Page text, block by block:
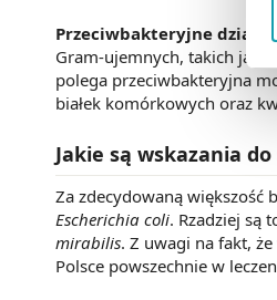
Przeciwbakteryjne
Gram-ujemnych, takich jak
polega przeciwbakteryjna
białek komórkowych oraz
Jakie są wskazania
Za zdecydowaną większość
Escherichia coli. Rzadziej są
mirabilis. Z uwagi na fakt,
Polsce powszechnie w